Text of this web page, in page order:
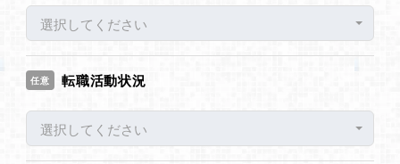
選択してください
任意 転職活動状況
選択してください